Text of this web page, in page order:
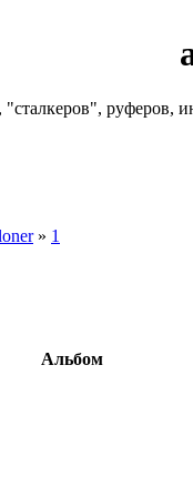
руферов,
» 1
Альбом